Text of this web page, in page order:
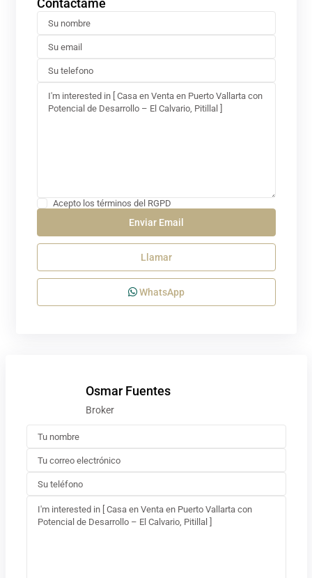
Contáctame
Acepto los términos del RGPD
Llamar
WhatsApp
Osmar Fuentes
Broker